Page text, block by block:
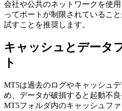
会社や公共のネットワークを使
ってポートが制限されているこ
試すことを推奨します。
キャッシュとデータ
ト
MT5は過去のログやキャッシュ
め、データが破損すると起動不
MT5フォルダ内のキャッシュフ